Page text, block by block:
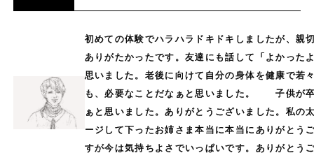
初めての体験でハラハラドキドキしましたが、親
ありがたかったです。友達にも話して「よかった
思いました。老後に向けて自分の身体を健康で若
も、必要なことだなぁと思いました。 子供が
ぁと思いました。ありがとうございました。私の
ージして下ったお姉さま本当に本当にありがとう
すが今は気持ちよさでいっぱいです。ありがとう